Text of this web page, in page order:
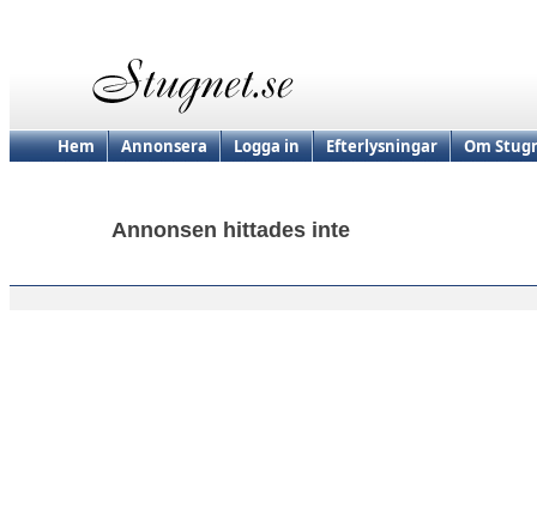
Hem Annonsera Logga in Efterlysningar Om
Annonsen hittades inte